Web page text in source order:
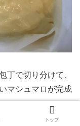
丁で切り分けて、
マシュマロが完成
トップ